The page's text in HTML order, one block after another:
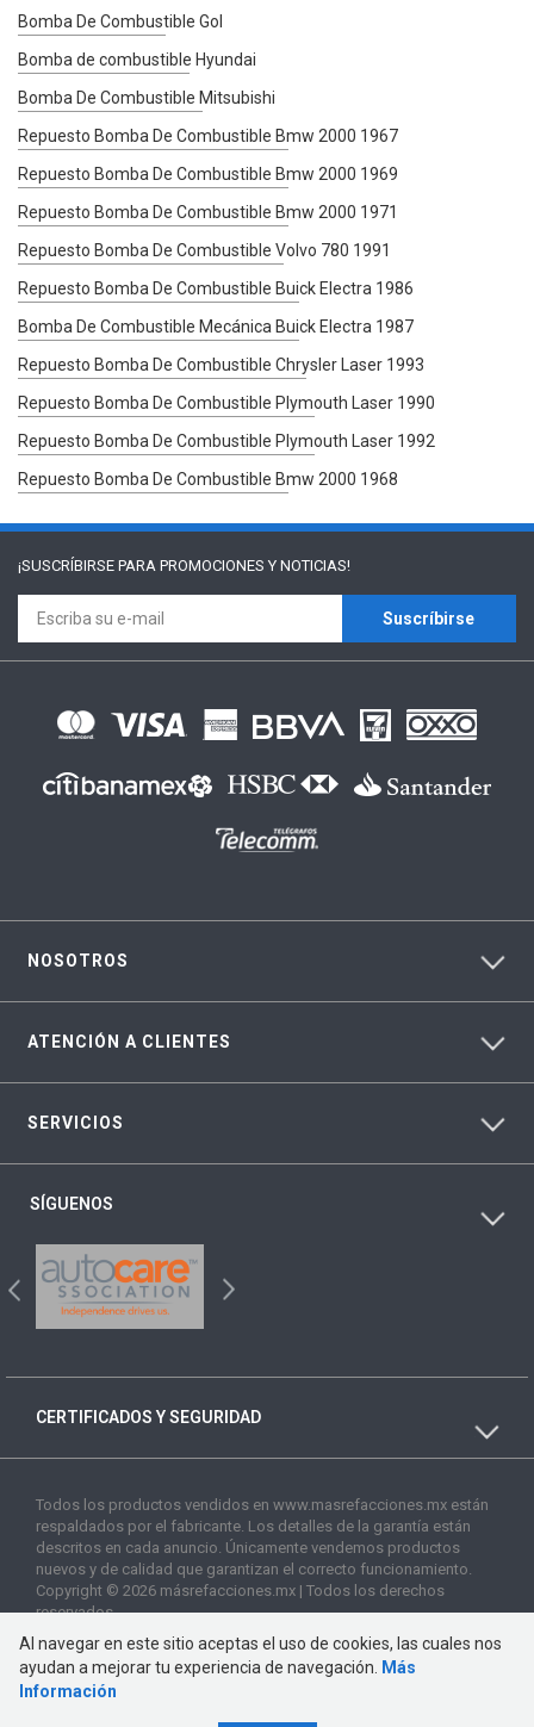
Bomba De Combustible Gol
Bomba de combustible Hyundai
Bomba De Combustible Mitsubishi
Repuesto Bomba De Combustible Bmw 2000 1967
Repuesto Bomba De Combustible Bmw 2000 1969
Repuesto Bomba De Combustible Bmw 2000 1971
Repuesto Bomba De Combustible Volvo 780 1991
Repuesto Bomba De Combustible Buick Electra 1986
Bomba De Combustible Mecánica Buick Electra 1987
Repuesto Bomba De Combustible Chrysler Laser 1993
Repuesto Bomba De Combustible Plymouth Laser 1990
Repuesto Bomba De Combustible Plymouth Laser 1992
Repuesto Bomba De Combustible Bmw 2000 1968
¡SUSCRÍBIRSE PARA PROMOCIONES Y NOTICIAS!
Suscríbirse
NOSOTROS
ATENCIÓN A CLIENTES
SERVICIOS
SÍGUENOS
CERTIFICADOS Y SEGURIDAD
Todos los productos vendidos en www.masrefacciones.mx están
respaldados por el fabricante. Los detalles de la garantía están
descritos en cada anuncio. Únicamente vendemos productos
nuevos y de calidad que garantizan el correcto funcionamiento.
Copyright © 2026 másrefacciones.mx | Todos los derechos
reservados
Al navegar en este sitio aceptas el uso de cookies, las cuales nos
ayudan a mejorar tu experiencia de navegación.
Más
Información